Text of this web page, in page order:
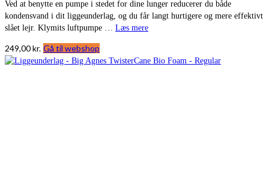
Ved at benytte en pumpe i stedet for dine lunger reducerer du både
kondensvand i dit liggeunderlag, og du får langt hurtigere og mere effektivt
slået lejr. Klymits luftpumpe … Læs mere
249,00kr. Gå til webshop